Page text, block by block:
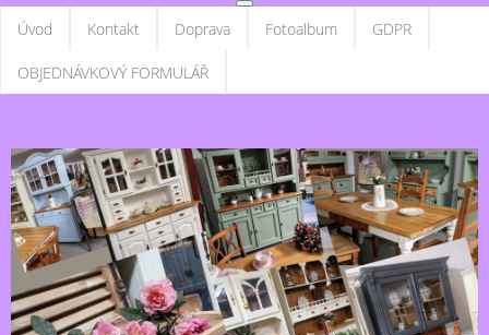
Úvod Kontakt Doprava Fotoalbum GDPR
OBJEDNÁVKOVÝ FORMULÁŘ